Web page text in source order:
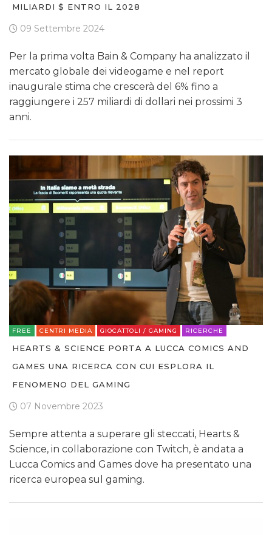
MILIARDI $ ENTRO IL 2028
09 Settembre 2024
Per la prima volta Bain & Company ha analizzato il
mercato globale dei videogame e nel report
inaugurale stima che crescerà del 6% fino a
raggiungere i 257 miliardi di dollari nei prossimi 3
anni.
FREE CENTRI MEDIA GIOCATTOLI / GAMING RICERCHE
HEARTS & SCIENCE PORTA A LUCCA COMICS AND
GAMES UNA RICERCA CON CUI ESPLORA IL
FENOMENO DEL GAMING
07 Novembre 2023
Sempre attenta a superare gli steccati, Hearts &
Science, in collaborazione con Twitch, è andata a
Lucca Comics and Games dove ha presentato una
ricerca europea sul gaming.